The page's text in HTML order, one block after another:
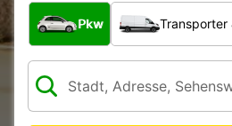
Welche Art von Fahrzeug?
Pkw Transporter